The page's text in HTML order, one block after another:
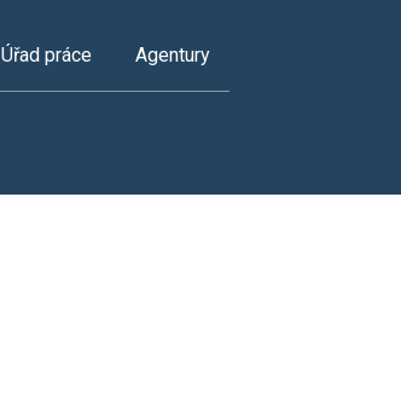
Úřad práce Agentury